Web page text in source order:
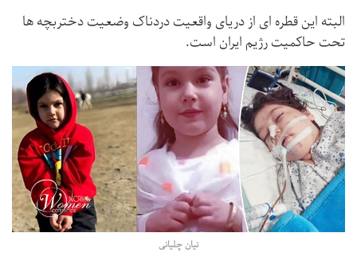
البته این قطره ای از دریای واقعیت دردناک وضعیت دختربچه ها
تحت حاکمیت رژیم ایران است.
نیان چلیانی